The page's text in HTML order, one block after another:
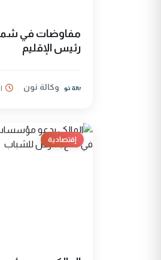
مفاوضات في
رئيس الإقليم
وكالة نون
إقتصادية